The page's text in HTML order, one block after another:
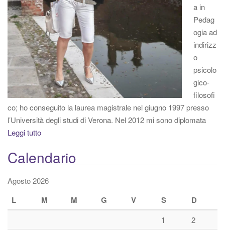
a in
Pedag
ogia ad
indirizz
o
psicolo
gico-
filosofi
co; ho conseguito la laurea magistrale nel giugno 1997 presso
l’Università degli studi di Verona. Nel 2012 mi sono diplomata
Leggi tutto
Calendario
Agosto 2026
L M M G V S D
1
2